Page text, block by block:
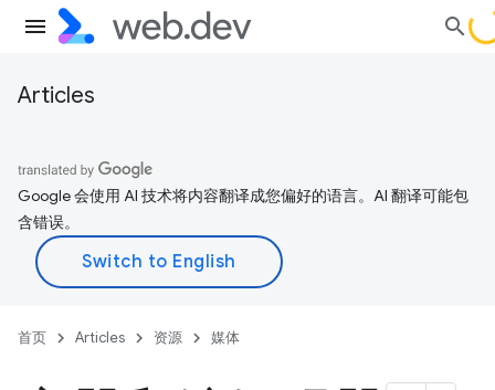
Articles
Google 会使用 AI 技术将内容翻译成您偏好的语言。AI 翻译可能包
含错误。
首页 Articles 资源 媒体